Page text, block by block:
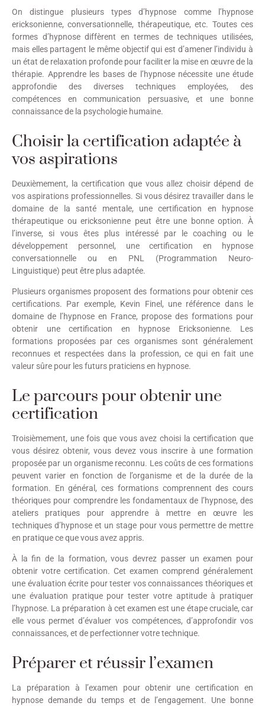
On distingue plusieurs types d’hypnose comme l’hypnose
ericksonienne, conversationnelle, thérapeutique, etc. Toutes ces
formes d’hypnose diffèrent en termes de techniques utilisées,
mais elles partagent le même objectif qui est d’amener l’individu à
un état de relaxation profonde pour faciliter la mise en œuvre de la
thérapie. Apprendre les bases de l’hypnose nécessite une étude
approfondie des diverses techniques employées, des
compétences en communication persuasive, et une bonne
connaissance de la psychologie humaine.
Choisir la certification adaptée à
vos aspirations
Deuxièmement, la certification que vous allez choisir dépend de
vos aspirations professionnelles. Si vous désirez travailler dans le
domaine de la santé mentale, une certification en hypnose
thérapeutique ou ericksonienne peut être une bonne option. À
l’inverse, si vous êtes plus intéressé par le coaching ou le
développement personnel, une certification en hypnose
conversationnelle ou en PNL (Programmation Neuro-
Linguistique) peut être plus adaptée.
Plusieurs organismes proposent des formations pour obtenir ces
certifications. Par exemple, Kevin Finel, une référence dans le
domaine de l’hypnose en France, propose des formations pour
obtenir une certification en hypnose Ericksonienne. Les
formations proposées par ces organismes sont généralement
reconnues et respectées dans la profession, ce qui en fait une
valeur sûre pour les futurs praticiens en hypnose.
Le parcours pour obtenir une
certification
Troisièmement, une fois que vous avez choisi la certification que
vous désirez obtenir, vous devez vous inscrire à une formation
proposée par un organisme reconnu. Les coûts de ces formations
peuvent varier en fonction de l’organisme et de la durée de la
formation. En général, ces formations comprennent des cours
théoriques pour comprendre les fondamentaux de l’hypnose, des
ateliers pratiques pour apprendre à mettre en œuvre les
techniques d’hypnose et un stage pour vous permettre de mettre
en pratique ce que vous avez appris.
À la fin de la formation, vous devrez passer un examen pour
obtenir votre certification. Cet examen comprend généralement
une évaluation écrite pour tester vos connaissances théoriques et
une évaluation pratique pour tester votre aptitude à pratiquer
l’hypnose. La préparation à cet examen est une étape cruciale, car
elle vous permet d’évaluer vos compétences, d’approfondir vos
connaissances, et de perfectionner votre technique.
Préparer et réussir l’examen
La préparation à l’examen pour obtenir une certification en
hypnose demande du temps et de l’engagement. Une bonne